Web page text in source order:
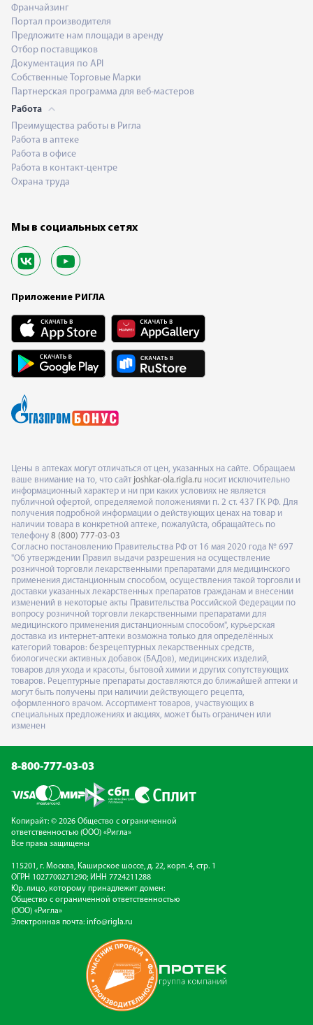
Франчайзинг
Портал производителя
Предложите нам площади в аренду
Отбор поставщиков
Документация по API
Собственные Торговые Марки
Партнерская программа для веб-мастеров
Работа
Преимущества работы в Ригла
Работа в аптеке
Работа в офисе
Работа в контакт-центре
Охрана труда
Мы в социальных сетях
Приложение РИГЛА
Цены в аптеках могут отличаться от цен, указанных на сайте. Обращаем
ваше внимание на то, что сайт joshkar-ola.rigla.ru носит исключительно
информационный характер и ни при каких условиях не является
публичной офертой, определяемой положениями п. 2 ст. 437 ГК РФ. Для
получения подробной информации о действующих ценах на товар и
наличии товара в конкретной аптеке, пожалуйста, обращайтесь по
телефону 8 (800) 777-03-03
Согласно постановлению Правительства РФ от 16 мая 2020 года № 697
"Об утверждении Правил выдачи разрешения на осуществление
розничной торговли лекарственными препаратами для медицинского
применения дистанционным способом, осуществления такой торговли и
доставки указанных лекарственных препаратов гражданам и внесении
изменений в некоторые акты Правительства Российской Федерации по
вопросу розничной торговли лекарственными препаратами для
медицинского применения дистанционным способом", курьерская
доставка из интернет-аптеки возможна только для определённых
категорий товаров: безрецептурных лекарственных средств,
биологически активных добавок (БАДов), медицинских изделий,
товаров для ухода и красоты, бытовой химии и других сопутствующих
товаров. Рецептурные препараты доставляются до ближайшей аптеки и
могут быть получены при наличии действующего рецепта,
оформленного врачом. Ассортимент товаров, участвующих в
специальных предложениях и акциях, может быть ограничен или
изменен
8-800-777-03-03
Копирайт: © 2026 Общество с ограниченной
ответственностью (ООО) «Ригла»
Все права защищены
115201, г. Москва, Каширское шоссе, д. 22, корп. 4, стр. 1
ОГРН 1027700271290; ИНН 7724211288
Юр. лицо, которому принадлежит домен:
Общество с ограниченной ответственностью
(ООО) «Ригла»
Электронная почта: info@rigla.ru